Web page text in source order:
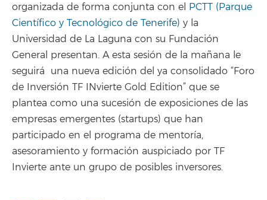
organizada de forma conjunta con el PCTT (Parque
Científico y Tecnológico de Tenerife) y la
Universidad de La Laguna con su Fundación
General presentan. A esta sesión de la mañana le
seguirá una nueva edición del ya consolidado “Foro
de Inversión TF INvierte Gold Edition” que se
plantea como una sucesión de exposiciones de las
empresas emergentes (startups) que han
participado en el programa de mentoría,
asesoramiento y formación auspiciado por TF
Invierte ante un grupo de posibles inversores.